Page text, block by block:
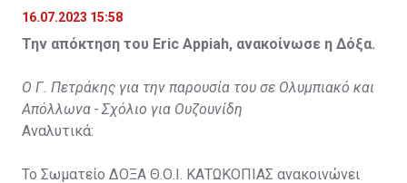
16.07.2023 15:58
Την απόκτηση του Eric Appiah, ανακοίνωσε η Δόξα.
Ο Γ. Πετράκης για την παρουσία του σε Ολυμπιακό και
Απόλλωνα - Σχόλιο για Ουζουνίδη
Αναλυτικά:
Το Σωματείο ΔΟΞΑ Θ.Ο.Ι. ΚΑΤΩΚΟΠΙΑΣ ανακοινώνει